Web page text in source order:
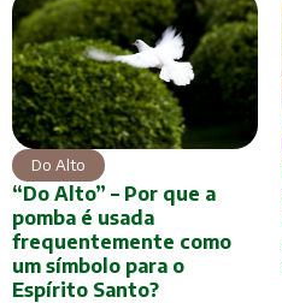
Do Alto
“Do Alto” – Por que a
pomba é usada
frequentemente como
um símbolo para o
Espírito Santo?